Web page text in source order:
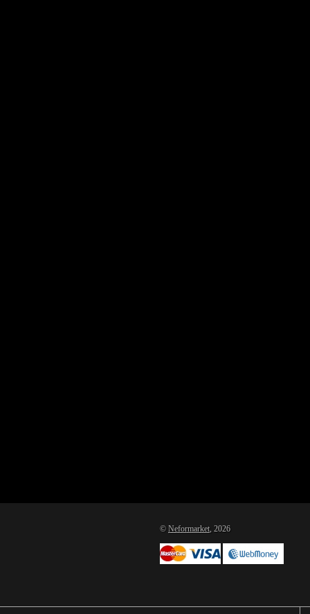
© Neformarket, 2026